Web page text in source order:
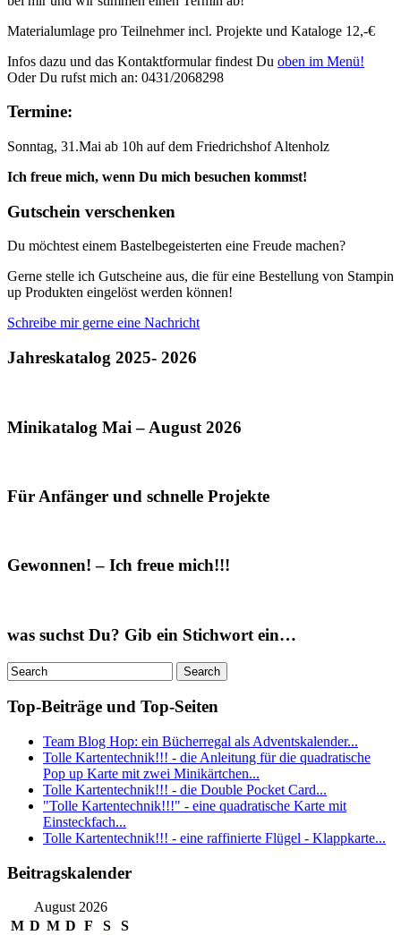
Materialumlage pro Teilnehmer incl. Projekte und Kataloge 12,-€
Infos dazu und das Kontaktformular findest Du oben im Menü!
Oder Du rufst mich an: 0431/2068298
Termine:
Sonntag, 31.Mai ab 10h auf dem Friedrichshof Altenholz
Ich freue mich, wenn Du mich besuchen kommst!
Gutschein verschenken
Du möchtest einem Bastelbegeisterten eine Freude machen?
Gerne stelle ich Gutscheine aus, die für eine Bestellung von Stampin
up Produkten eingelöst werden können!
Schreibe mir gerne eine Nachricht
Jahreskatalog 2025- 2026
Minikatalog Mai – August 2026
Für Anfänger und schnelle Projekte
Gewonnen! – Ich freue mich!!!
was suchst Du? Gib ein Stichwort ein…
Top-Beiträge und Top-Seiten
Team Blog Hop: ein Bücherregal als Adventskalender...
Tolle Kartentechnik!!! - die Anleitung für die quadratische
Pop up Karte mit zwei Minikärtchen...
Tolle Kartentechnik!!! - die Double Pocket Card...
"Tolle Kartentechnik!!!" - eine quadratische Karte mit
Einsteckfach...
Tolle Kartentechnik!!! - eine raffinierte Flügel - Klappkarte...
Beitragskalender
August 2026
M D M D F S
S